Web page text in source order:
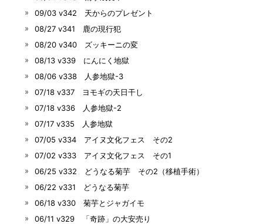
09/03 v342 天からのプレゼント
08/27 v341 鹿の現行犯
08/20 v340 ズッキーニの変
08/13 v339 にんにく地獄
08/06 v338 人参地獄-3
07/18 v337 ヨモギの天日干し
07/18 v336 人参地獄-2
07/17 v335 人参地獄
07/05 v334 アイヌ文化フェス その2
07/02 v333 アイヌ文化フェス その1
06/25 v332 どうなる菊芋 その2（移植手術）
06/22 v331 どうなる菊芋
06/18 v330 菊芋とジャガイモ
06/11 v329 「奇跡」の大安売り